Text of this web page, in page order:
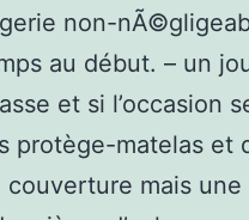
non-
au début. – un
et si l’occasion
protège-matelas et
couverture mais